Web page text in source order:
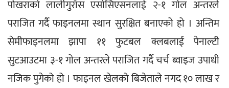
पोखराको लालीगुराँस एसोसिएसनलाई २-१ गोल अन्तरले
पराजित गर्दै फाइनलमा स्थान सुरक्षित बनाएको हो । अन्तिम
सेमीफाइनलमा झापा ११ फुटबल क्लबलाई पेनाल्टी
सुटआउटमा ३-१ गोल अन्तरले पराजित गर्दै चर्च ब्वाइज उपाधी
नजिक पुगेको हो । फाइनल खेलको बिजेताले नगद १० लाख र